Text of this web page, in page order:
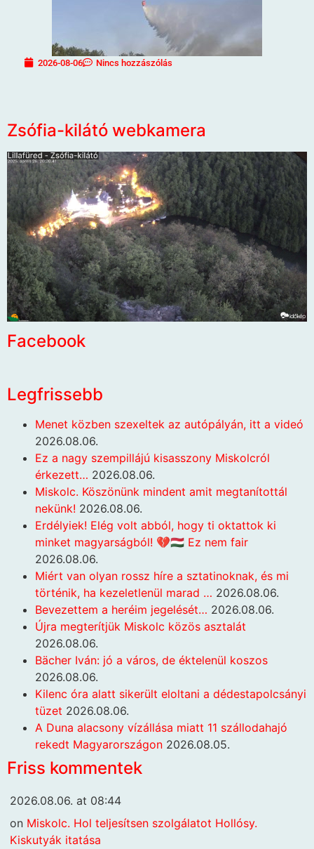
2026-08-06 Nincs hozzászólás
Zsófia-kilátó webkamera
Facebook
Legfrissebb
Menet közben szexeltek az autópályán, itt a videó
2026.08.06.
Ez a nagy szempillájú kisasszony Miskolcról
érkezett… 2026.08.06.
Miskolc. Köszönünk mindent amit megtanítottál
nekünk! 2026.08.06.
Erdélyiek! Elég volt abból, hogy ti oktattok ki
minket magyarságból! 💔🇭🇺 Ez nem fair
2026.08.06.
Miért van olyan rossz híre a sztatinoknak, és mi
történik, ha kezeletlenül marad … 2026.08.06.
Bevezettem a heréim jegelését… 2026.08.06.
Újra megterítjük Miskolc közös asztalát
2026.08.06.
Bächer Iván: jó a város, de éktelenül koszos
2026.08.06.
Kilenc óra alatt sikerült eloltani a dédestapolcsányi
tüzet 2026.08.06.
A Duna alacsony vízállása miatt 11 szállodahajó
rekedt Magyarországon 2026.08.05.
Friss kommentek
2026.08.06. at 08:44
on Miskolc. Hol teljesítsen szolgálatot Hollósy.
Kiskutyák itatása